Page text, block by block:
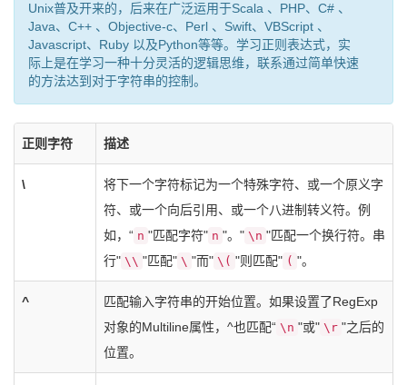
Unix普及开来的，后来在广泛运用于Scala 、PHP、C# 、
Java、C++ 、Objective-c、Perl 、Swift、VBScript 、
Javascript、Ruby 以及Python等等。学习正则表达式，实
际上是在学习一种十分灵活的逻辑思维，联系通过简单快速
的方法达到对于字符串的控制。
正则字符 描述
\
将下一个字符标记为一个特殊字符、或一个原义字
符、或一个向后引用、或一个八进制转义符。例
如，“ n "匹配字符" n "。" \n "匹配一个换行符。串
行" \\ "匹配" \ "而" \( "则匹配" ( "。
^
匹配输入字符串的开始位置。如果设置了RegExp
对象的Multiline属性，^也匹配“ \n "或" \r "之后的
位置。